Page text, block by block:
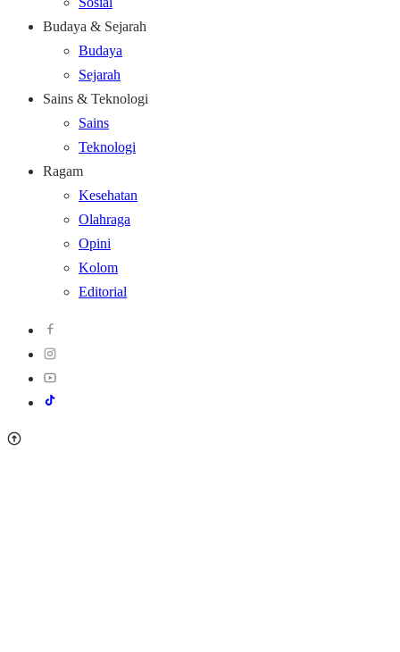
Budaya & Sejarah
Budaya
Sejarah
Sains & Teknologi
Sains
Teknologi
Ragam
Kesehatan
Olahraga
Opini
Kolom
Editorial